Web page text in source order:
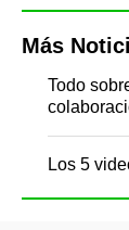
Más
Todo
Los 5